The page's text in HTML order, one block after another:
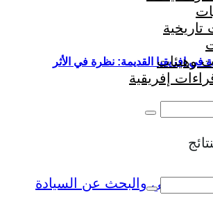
في إفريقيا القديمة: نظرة في الأثر
تاريخية
وهيئات
إفريقية